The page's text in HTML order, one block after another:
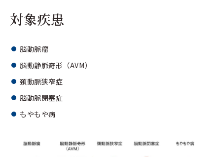
対象疾患
脳動脈瘤
脳動静脈奇形（AVM）
頚動脈狭窄症
脳動脈閉塞症
もやもや病